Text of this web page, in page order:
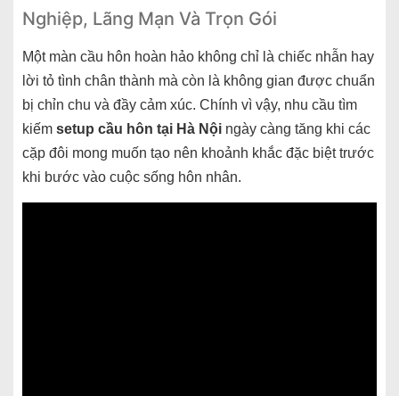
Nghiệp, Lãng Mạn Và Trọn Gói
Một màn cầu hôn hoàn hảo không chỉ là chiếc nhẫn hay
lời tỏ tình chân thành mà còn là không gian được chuẩn
bị chỉn chu và đầy cảm xúc. Chính vì vậy, nhu cầu tìm
kiếm setup cầu hôn tại Hà Nội ngày càng tăng khi các
cặp đôi mong muốn tạo nên khoảnh khắc đặc biệt trước
khi bước vào cuộc sống hôn nhân.